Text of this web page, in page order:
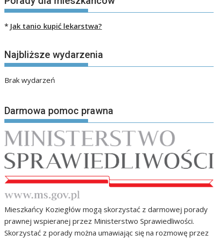
* Jak tanio kupić lekarstwa?
Najbliższe wydarzenia
Brak wydarzeń
Darmowa pomoc prawna
Mieszkańcy Koziegłów mogą skorzystać z darmowej porady
prawnej wspieranej przez Ministerstwo Sprawiedliwości.
Skorzystać z porady można umawiając się na rozmowę przez